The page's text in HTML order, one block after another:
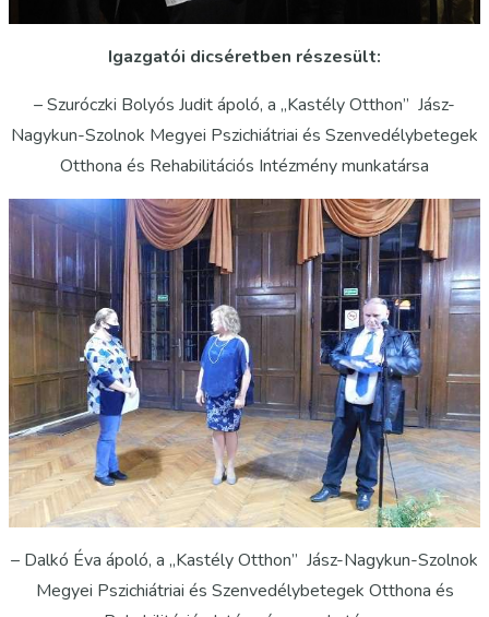
Igazgatói dicséretben részesült:
– Szuróczki Bolyós Judit ápoló, a „Kastély Otthon” Jász-
Nagykun-Szolnok Megyei Pszichiátriai és Szenvedélybetegek
Otthona és Rehabilitációs Intézmény munkatársa
– Dalkó Éva ápoló, a „Kastély Otthon” Jász-Nagykun-Szolnok
Megyei Pszichiátriai és Szenvedélybetegek Otthona és